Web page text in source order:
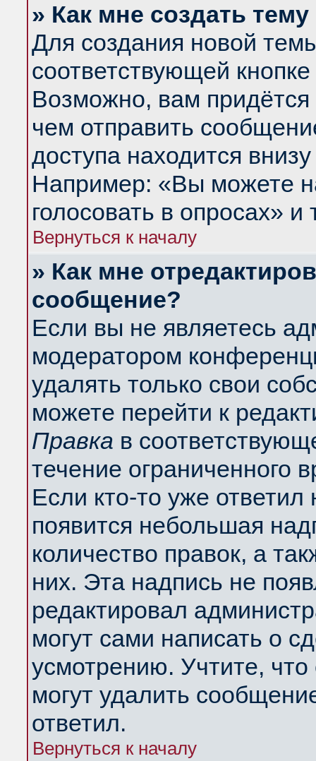
» Как мне создать
Для создания новой
соответствующей
Возможно, вам придётся
чем отправить
доступа находится
Например: «Вы можете
голосовать в опросах» и
Вернуться к началу
» Как мне
сообщение?
Если вы не являетесь
модератором
удалять только свои
можете перейти к
Правка в
течение ограниченного
Если кто-то уже
появится небольшая
количество правок, а
них. Эта надпись не
редактировал
могут сами написать о
усмотрению. Учтите,
могут удалить
ответил.
Вернуться к началу